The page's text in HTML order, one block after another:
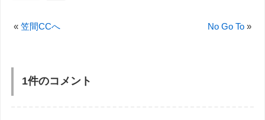
« 笠間CCへ No Go To »
1件のコメント